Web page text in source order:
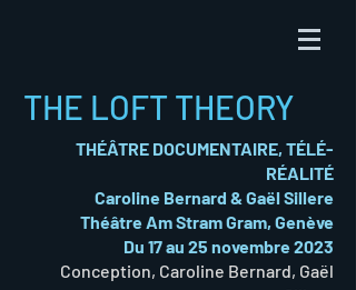
THE LOFT THEORY
THÉÂTRE DOCUMENTAIRE, TÉLÉ-
RÉALITÉ
Caroline Bernard & Gaël Sillere
Théâtre Am Stram Gram, Genève
Du 17 au 25 novembre 2023
Conception, Caroline Bernard, Gaël